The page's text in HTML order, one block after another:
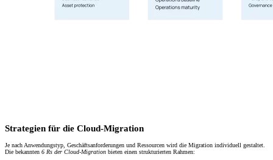
Strategien für die Cloud-Migration
Je nach Anwendungstyp, Geschäftsanforderungen und Ressourcen wird die Migration individuell gestaltet.
Die bekannten 6 Rs der Cloud-Migration bieten einen strukturierten Rahmen: